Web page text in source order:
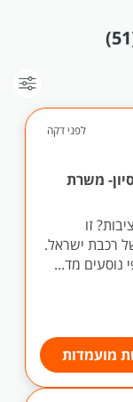
לפני דקה
משרת
זו
רכבת ישראל.
נוסעים מד...
מועמדות